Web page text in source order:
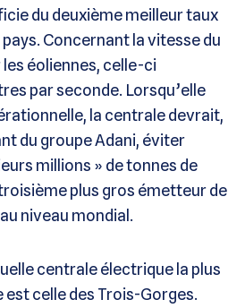
du deuxième meilleur taux
Concernant la vitesse du
éoliennes, celle-ci
par seconde. Lorsqu’elle
la centrale devrait,
du groupe Adani, éviter
millions » de tonnes de
plus gros émetteur de
niveau mondial.
centrale électrique la plus
est celle des Trois-Gorges.